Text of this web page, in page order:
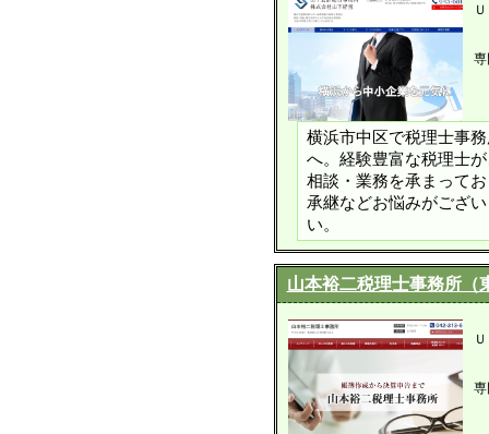
専
横浜市中区で税理士事
へ。経験豊富な税理士
相談・業務を承まって
承継などお悩みがござ
い。
山本裕二税理士事務所（
専